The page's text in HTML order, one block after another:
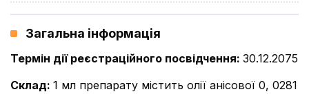
Загальна інформація
Термін дії реєстраційного посвідчення: 30.12.2075
Склад: 1 мл препарату містить олії анісової 0, 0281